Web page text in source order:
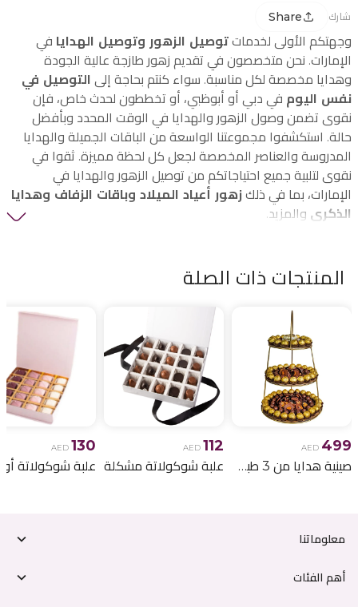
شارك Share
وجهتكم الأولى لخدمات توصيل الزهور وتوصيل الهدايا في
الإمارات. نحن متخصصون في تقديم زهور طازجة عالية الجودة
وهدايا مخصصة لكل مناسبة. سواء كنتم بحاجة إلى التوصيل في
نفس اليوم في دبي أو أبوظبي، أو تخططون لحدث خاص، فإن
نقوى تضمن وصول الزهور والهدايا في الوقت المحدد وبأفضل
حالة. استكشفوا مجموعتنا الواسعة من الباقات الجميلة والهدايا
المدروسة والعناصر المخصصة لجعل كل لحظة مميزة. ثقوا في
نقوى لتلبية جميع احتياجاتكم من توصيل الزهور والهدايا في
الإمارات، بما في ذلك زهور أعياد الميلاد وباقات الزفاف وهدايا
الذكرى والمزيد.
المنتجات ذات الصلة
AED 499
صينية هدايا من 3 طبقات
AED 112
علبة شوكولاتة مشكلة
AED 130
علبة شوكولاتة
معلوماتنا
أهم الفئات